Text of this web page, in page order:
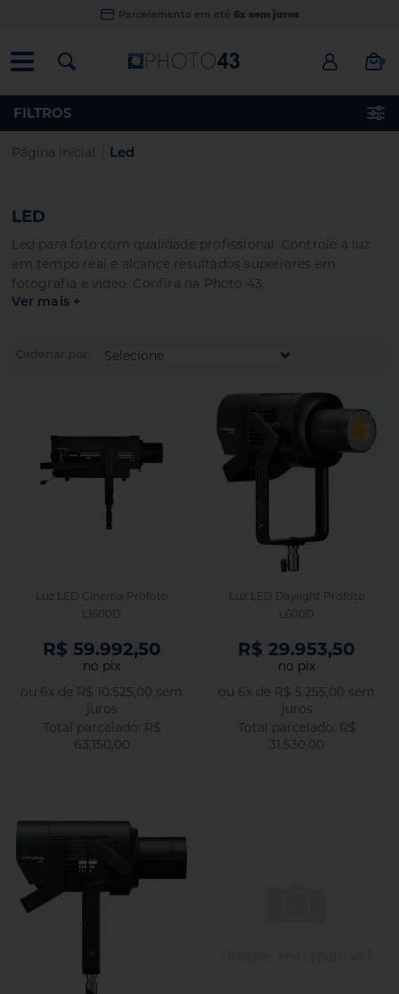
Parcelamento em até 6x sem juros
Página Inicial Led
FILTROS
LED
Led para foto com qualidade profissional. Controle a luz
em tempo real e alcance resultados superiores em
fotografia e vídeo. Confira na Photo 43.
Ver mais +
Ordenar por:
Luz LED Cinema Profoto
L1600D
R$
63.150,00
ou 6x de R$ 10.525,00 sem
juros
R$ 59.992,50
no pix
Luz LED Daylight Profoto
L600D
R$
31.530,00
ou 6x de R$ 5.255,00 sem
juros
R$ 29.953,50
no pix